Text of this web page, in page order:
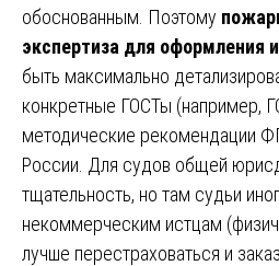
обоснованным. Поэтому
экспертиза для оформления
быть максимально
конкретные ГОСТы (например,
методические
России. Для судов общей
тщательность, но там судьи
некоммерческим истцам
лучше перестраховаться и